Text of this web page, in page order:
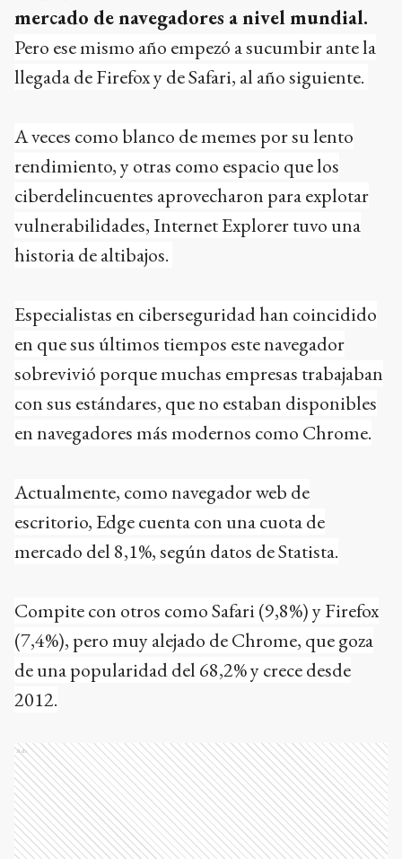
mercado de navegadores a nivel mundial.
Pero ese mismo año empezó a sucumbir ante la
llegada de Firefox y de Safari, al año siguiente.
A veces como blanco de memes por su lento
rendimiento, y otras como espacio que los
ciberdelincuentes aprovecharon para explotar
vulnerabilidades, Internet Explorer tuvo una
historia de altibajos.
Especialistas en ciberseguridad han coincidido
en que sus últimos tiempos este navegador
sobrevivió porque muchas empresas trabajaban
con sus estándares, que no estaban disponibles
en navegadores más modernos como Chrome.
Actualmente, como navegador web de
escritorio, Edge cuenta con una cuota de
mercado del 8,1%, según datos de Statista.
Compite con otros como Safari (9,8%) y Firefox
(7,4%), pero muy alejado de Chrome, que goza
de una popularidad del 68,2% y crece desde
2012.
Ads